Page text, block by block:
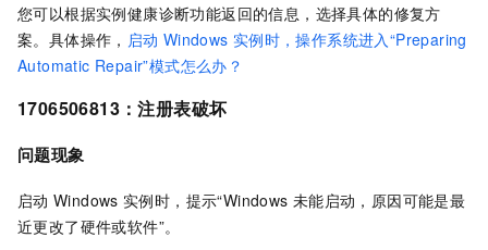
您可以根据实例健康诊断功能返回的信息，选择具体的修复方
案。具体操作， 启动 Windows 实例时，操作系统进入“Preparing
Automatic Repair”模式怎么办？
1706506813：注册表破坏
问题现象
启动 Windows 实例时，提示“Windows 未能启动，原因可能是最
近更改了硬件或软件”。